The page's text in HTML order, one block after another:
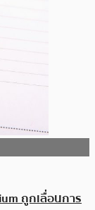
ถูกเลื่อนการ